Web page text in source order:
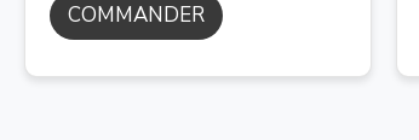
COMMANDER